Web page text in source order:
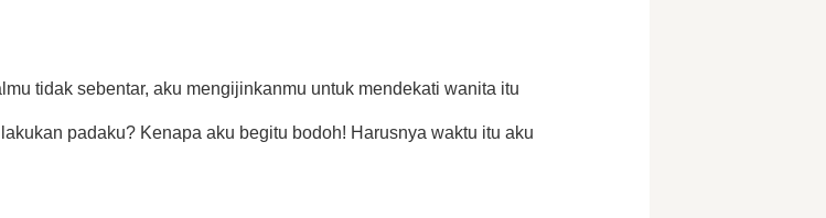
tidak sebentar, aku mengijinkanmu untuk mendekati wanita itu
padaku? Kenapa aku begitu bodoh! Harusnya waktu itu aku